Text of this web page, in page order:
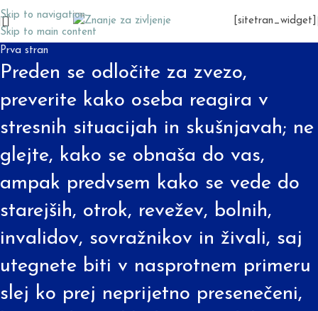
Skip to navigation
Skip to main content
[sitetran_widget]
Prva stran
Preden se odločite za zvezo,
preverite kako oseba reagira v
stresnih situacijah in skušnjavah; ne
glejte, kako se obnaša do vas,
ampak predvsem kako se vede do
starejših, otrok, revežev, bolnih,
invalidov, sovražnikov in živali, saj
utegnete biti v nasprotnem primeru
slej ko prej neprijetno presenečeni,